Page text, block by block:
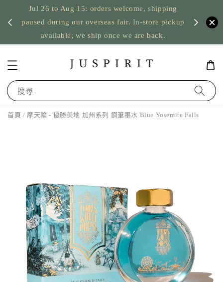
Jul 26 to Aug 15: orders welcome, shipping
paused during our overseas fair. In-store pickup
available; we ship once we are back.
US
搜尋
首頁 / 摩天輪 - 優勝美地 加州系列 鋼筆墨水 Blue Yosemite Falls